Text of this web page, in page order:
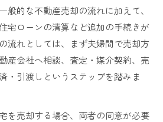
般的な不動産売却の流れに加えて、
宅ローンの清算など追加の手続きが
流れとしては、まず夫婦間で売却方
産会社へ相談、査定・媒介契約、売
・引渡しというステップを踏みま
を売却する場合、両者の同意が必要